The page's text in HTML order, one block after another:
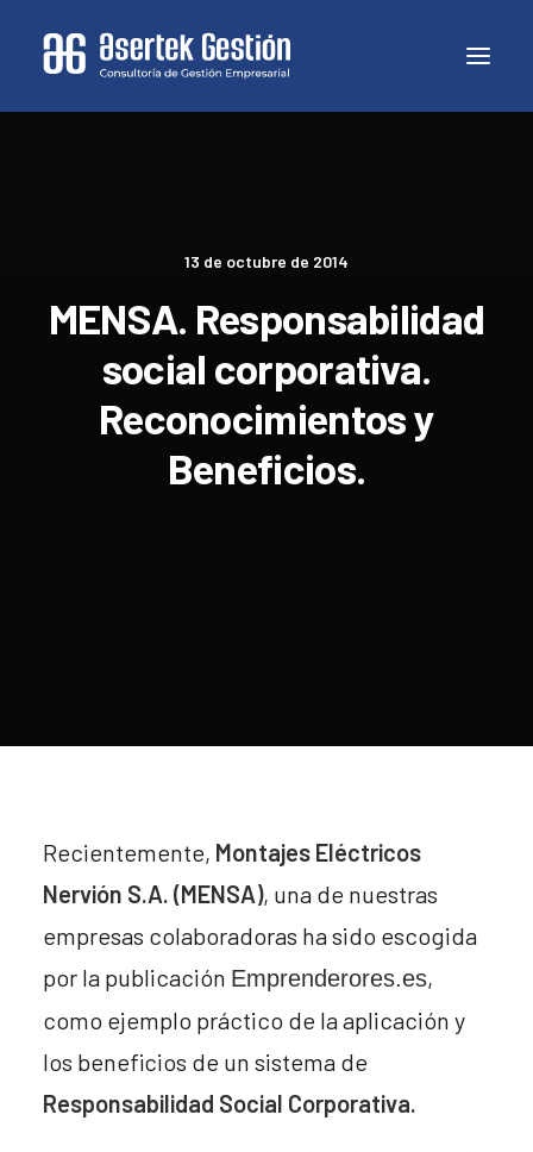
13 de octubre de 2014
MENSA. Responsabilidad
social corporativa.
Reconocimientos y
Beneficios.
Recientemente, Montajes Eléctricos
Nervión S.A. (MENSA), una de nuestras
empresas colaboradoras ha sido escogida
por la publicación Emprenderores.es,
como ejemplo práctico de la aplicación y
los beneficios de un sistema de
Responsabilidad Social Corporativa.